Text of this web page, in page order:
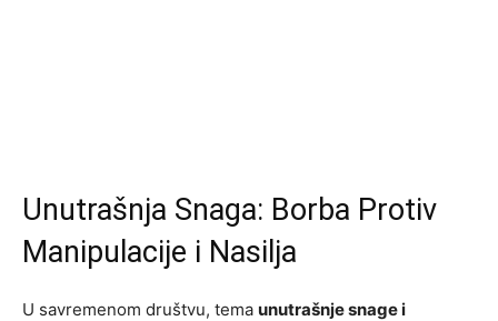
Unutrašnja Snaga: Borba Protiv
Manipulacije i Nasilja
U savremenom društvu, tema unutrašnje snage i